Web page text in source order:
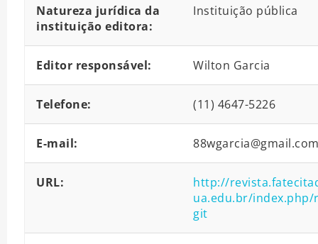
Natureza jurídica da
instituição editora:
Instituição pública
Editor responsável: Wilton Garcia
Telefone: (11) 4647-5226
E-mail:
URL:
http://
ua.edu.br/index.php/
git